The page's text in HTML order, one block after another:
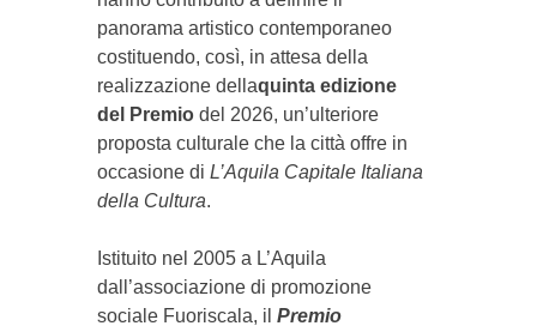
panorama artistico contemporaneo
costituendo, così, in attesa della
realizzazione dellaquinta edizione
del Premio del 2026, un’ulteriore
proposta culturale che la città offre in
occasione di L’Aquila Capitale Italiana
della Cultura.
Istituito nel 2005 a L’Aquila
dall’associazione di promozione
sociale Fuoriscala, il Premio